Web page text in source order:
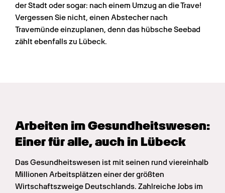
der Stadt oder sogar: nach einem Umzug an die Trave!
Vergessen Sie nicht, einen Abstecher nach
Travemünde einzuplanen, denn das hübsche Seebad
zählt ebenfalls zu Lübeck.
Arbeiten im Gesundheits­wesen:
Einer für alle, auch in Lübeck
Das Gesundheitswesen ist mit seinen rund viereinhalb
Millionen Arbeitsplätzen einer der größten
Wirtschaftszweige Deutschlands. Zahlreiche Jobs im